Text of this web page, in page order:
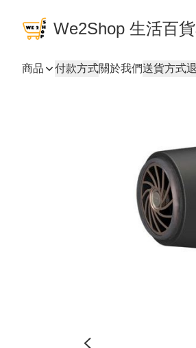
We2Shop 生活百
商品 付款方式關於我們送貨方式